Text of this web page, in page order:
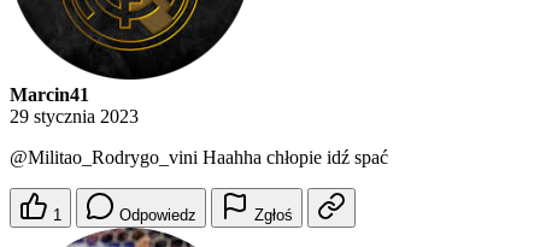
Marcin41
29 stycznia 2023
@Militao_Rodrygo_vini Haahha chłopie idź spać
1 Odpowiedz Zgłoś